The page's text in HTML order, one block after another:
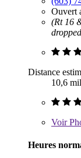
Ouvert
(Rt 16
Distance
10,6
Voir
Heures